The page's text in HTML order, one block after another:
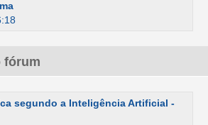
fórum
segundo a Inteligência Artificial -